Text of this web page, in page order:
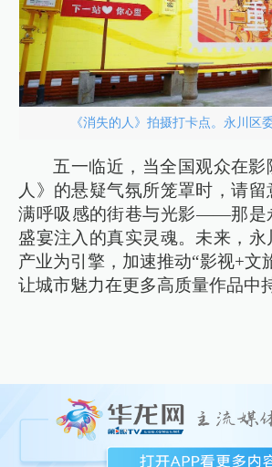
《消失的人》拍摄打卡点。永川区
五一临近，当全国观众在
人》的悬疑气氛所笼罩时，请
满呼吸感的街巷与光影——那是
盛宴注入的真实灵魂。未来，
产业为引擎，加速推动“影视+文
让城市魅力在更多高质量作品中